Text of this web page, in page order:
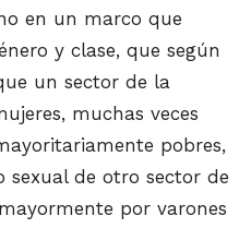
en un marco que
y clase, que según
un sector de la
muchas veces
pobres,
sexual de otro sector de
por varones